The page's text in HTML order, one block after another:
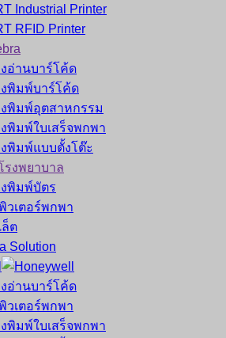
Industrial Printer
RFID Printer
งอ่านบาร์โค้ด
งพิมพ์บาร์โค้ด
งพิมพ์อุตสาหกรรม
งพิมพ์ใบเสร็จพกพา
งพิมพ์แบบตั้งโต๊ะ
รงพยาบาล
งพิมพ์บัตร
วเตอร์พกพา
ล็ต
Solution
งอ่านบาร์โค้ด
วเตอร์พกพา
งพิมพ์ใบเสร็จพกพา